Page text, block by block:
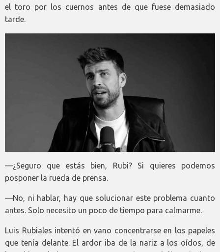
el toro por los cuernos antes de que fuese demasiado
tarde.
—¿Seguro que estás bien, Rubi? Si quieres podemos
posponer la rueda de prensa.
—No, ni hablar, hay que solucionar este problema cuanto
antes. Solo necesito un poco de tiempo para calmarme.
Luis Rubiales intentó en vano concentrarse en los papeles
que tenía delante. El ardor iba de la nariz a los oídos, de